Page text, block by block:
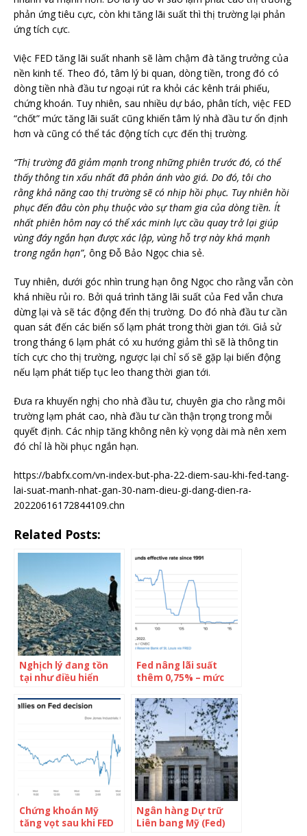
phản ứng tiêu cực, còn khi tăng lãi suất thì thị trường lại phản
ứng tích cực.
Việc FED tăng lãi suất nhanh sẽ làm chậm đà tăng trưởng của
nền kinh tế. Theo đó, tâm lý bi quan, dòng tiền, trong đó có
dòng tiền nhà đầu tư ngoại rút ra khỏi các kênh trái phiếu,
chứng khoán. Tuy nhiên, sau nhiều dự báo, phân tích, việc FED
“chốt” mức tăng lãi suất cũng khiến tâm lý nhà đầu tư ổn định
hơn và cũng có thể tác động tích cực đến thị trường.
“Thị trường đã giảm mạnh trong những phiên trước đó, có thể
thấy thông tin xấu nhất đã phản ánh vào giá. Do đó, tôi cho
rằng khả năng cao thị trường sẽ có nhịp hồi phục. Tuy nhiên hồi
phục đến đâu còn phụ thuộc vào sự tham gia của dòng tiền. Ít
nhất phiên hôm nay có thể xác minh lực cầu quay trở lại giúp
vùng đáy ngắn hạn được xác lập, vùng hỗ trợ này khá mạnh
trong ngắn hạn”, ông Đỗ Bảo Ngọc chia sẻ.
Tuy nhiên, dưới góc nhìn trung hạn ông Ngọc cho rằng vẫn còn
khá nhiều rủi ro. Bởi quá trình tăng lãi suất của Fed vẫn chưa
dừng lại và sẽ tác động đến thị trường. Do đó nhà đầu tư cần
quan sát đến các biến số lạm phát trong thời gian tới. Giả sử
trong tháng 6 lạm phát có xu hướng giảm thì sẽ là thông tin
tích cực cho thị trường, ngược lại chỉ số sẽ gặp lại biến động
nếu lạm phát tiếp tục leo thang thời gian tới.
Đưa ra khuyến nghị cho nhà đầu tư, chuyên gia cho rằng môi
trường lạm phát cao, nhà đầu tư cần thận trọng trong mỗi
quyết định. Các nhịp tăng không nên kỳ vọng dài mà nên xem
đó chỉ là hồi phục ngắn hạn.
https://babfx.com/vn-index-but-pha-22-diem-sau-khi-fed-tang-
lai-suat-manh-nhat-gan-30-nam-dieu-gi-dang-dien-ra-
20220616172844109.chn
Related Posts:
Nghịch lý đang tồn
tại như điều hiển
mạnh lãi suất, các
ngân hàng vẫn thản
thấp” cho người gửi
tiền
Fed nâng lãi suất
thêm 0,75% – mức
nhất kể từ năm 1994
Chứng khoán Mỹ
tăng vọt sau khi FED
Ngân hàng Dự trữ
Liên bang Mỹ (Fed)